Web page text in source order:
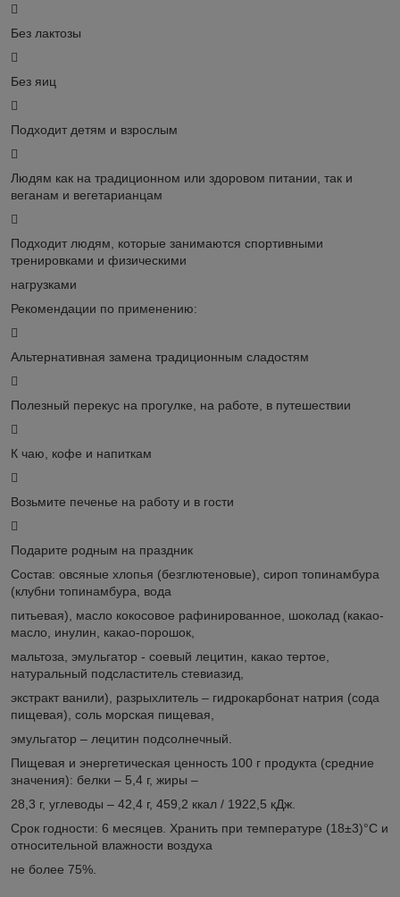

Без лактозы

Без яиц

Подходит детям и взрослым

Людям как на традиционном или здоровом питании, так и
веганам и вегетарианцам

Подходит людям, которые занимаются спортивными
тренировками и физическими
нагрузками
Рекомендации по применению:

Альтернативная замена традиционным сладостям

Полезный перекус на прогулке, на работе, в путешествии

К чаю, кофе и напиткам

Возьмите печенье на работу и в гости

Подарите родным на праздник
Состав: овсяные хлопья (безглютеновые), сироп топинамбура
(клубни топинамбура, вода
питьевая), масло кокосовое рафинированное, шоколад (какао-
масло, инулин, какао-порошок,
мальтоза, эмульгатор - соевый лецитин, какао тертое,
натуральный подсластитель стевиазид,
экстракт ванили), разрыхлитель – гидрокарбонат натрия (сода
пищевая), соль морская пищевая,
эмульгатор – лецитин подсолнечный.
Пищевая и энергетическая ценность 100 г продукта (средние
значения): белки – 5,4 г, жиры –
28,3 г, углеводы – 42,4 г, 459,2 ккал / 1922,5 кДж.
Срок годности: 6 месяцев. Хранить при температуре (18±3)°С и
относительной влажности воздуха
не более 75%.